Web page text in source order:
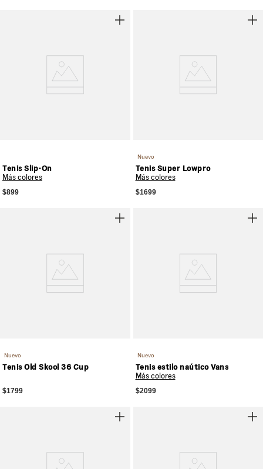
Tenis Slip-On
Más colores
$899
Nuevo
Tenis Super Lowpro
Más colores
$1699
Nuevo
Tenis Old Skool 36 Cup
$1799
Nuevo
Tenis estilo naútico Vans
Más colores
$2099